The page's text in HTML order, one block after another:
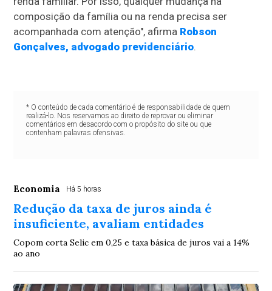
composição da família ou na renda precisa ser
acompanhada com atenção", afirma Robson
Gonçalves, advogado previdenciário.
* O conteúdo de cada comentário é de responsabilidade de quem
realizá-lo. Nos reservamos ao direito de reprovar ou eliminar
comentários em desacordo com o propósito do site ou que
contenham palavras ofensivas.
Economia Há 5 horas
Redução da taxa de juros ainda é
insuficiente, avaliam entidades
Copom corta Selic em 0,25 e taxa básica de juros vai a 14%
ao ano